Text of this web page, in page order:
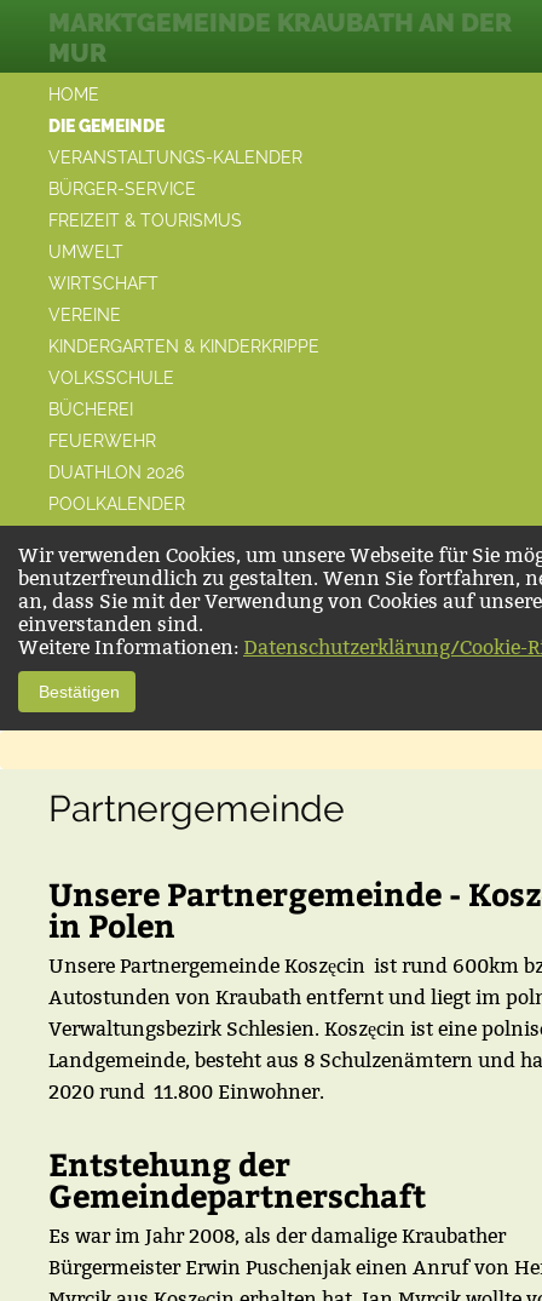
HOME
DIE GEMEINDE
VERANSTALTUNGS-KALENDER
BÜRGER-SERVICE
FREIZEIT & TOURISMUS
UMWELT
WIRTSCHAFT
VEREINE
KINDERGARTEN & KINDERKRIPPE
VOLKSSCHULE
BÜCHEREI
FEUERWEHR
DUATHLON 2026
POOLKALENDER
MARKTGEMEINDE KRAUBATH AN DER
MUR
Wir verwenden Cookies, um unsere Webseite für Sie
benutzerfreundlich zu gestalten. Wenn Sie fortfahren,
an, dass Sie mit der Verwendung von Cookies auf
einverstanden sind.
Weitere Informationen: Datenschutzerklärung/Cookie-
Bestätigen
Partnergemeinde
Unsere Partnergemeinde -
in Polen
Unsere Partnergemeinde Koszęcin ist rund 600km
Autostunden von Kraubath entfernt und liegt im
Verwaltungsbezirk Schlesien. Koszęcin ist eine
Landgemeinde, besteht aus 8 Schulzenämtern und
2020 rund 11.800 Einwohner.
Entstehung der
Gemeindepartnerschaft
Es war im Jahr 2008, als der damalige Kraubather
Bürgermeister Erwin Puschenjak einen Anruf von